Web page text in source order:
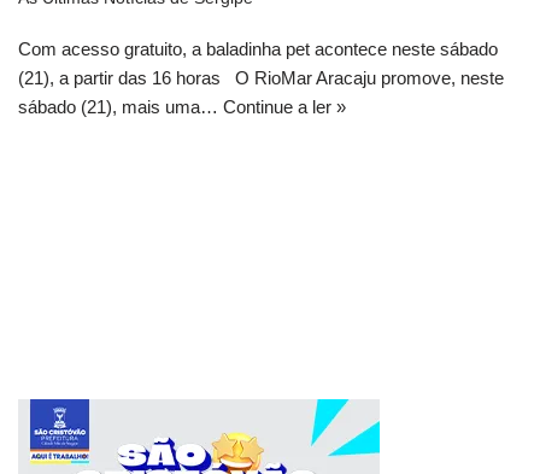
Com acesso gratuito, a baladinha pet acontece neste sábado
(21), a partir das 16 horas O RioMar Aracaju promove, neste
sábado (21), mais uma… Continue a ler »